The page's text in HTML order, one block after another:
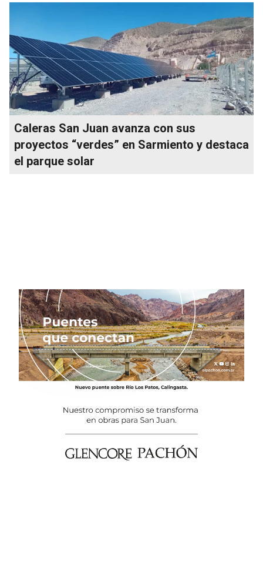
Caleras San Juan avanza con sus
proyectos “verdes” en Sarmiento y destaca
el parque solar